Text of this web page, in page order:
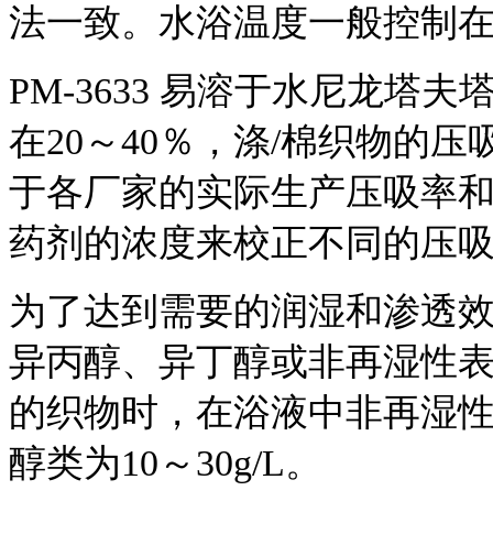
法一致。水浴温度一般控制
PM-3633 易溶于水尼龙塔夫
在20～40％，涤/棉织物的压
于各厂家的实际生产压吸率
药剂的浓度来校正不同的压
为了达到需要的润湿和渗透
异丙醇、异丁醇或非再湿性
的织物时，在浴液中非再湿
醇类为10～30g/L。